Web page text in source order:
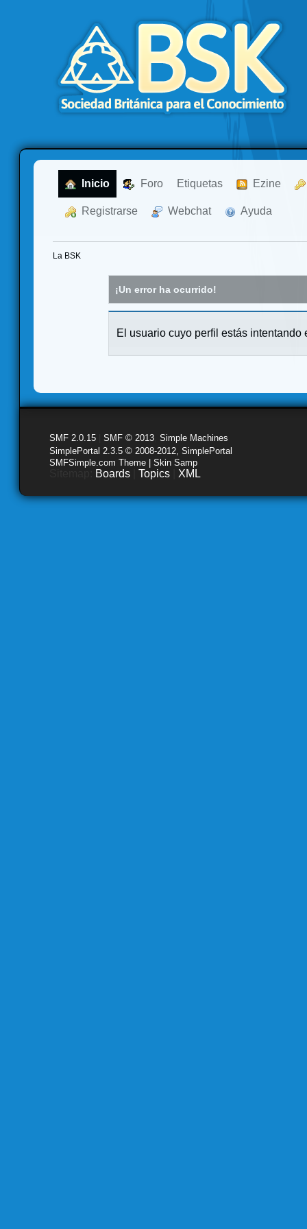
Inicio Foro Etiquetas Ezine
Registrarse Webchat Ayuda
La BSK
¡Un error ha ocurrido!
El usuario cuyo perfil estás intentando
SMF 2.0.15 SMF © 2013 Simple Machines
SimplePortal 2.3.5 © 2008-2012, SimplePortal
SMFSimple.com Theme | Skin Samp
Boards Topics XML